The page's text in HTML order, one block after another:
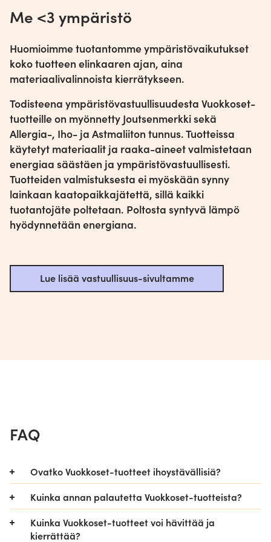
Me <3 ympäristö
Huomioimme tuotantomme ympäristövaikutukset
koko tuotteen elinkaaren ajan, aina
materiaalivalinnoista kierrätykseen.
Todisteena ympäristövastuullisuudesta Vuokkoset-
tuotteille on myönnetty Joutsenmerkki sekä
Allergia-, Iho- ja Astmaliiton tunnus. Tuotteissa
käytetyt materiaalit ja raaka-aineet valmistetaan
energiaa säästäen ja ympäristövastuullisesti.
Tuotteiden valmistuksesta ei myöskään synny
lainkaan kaatopaikkajätettä, sillä kaikki
tuotantojäte poltetaan. Poltosta syntyvä lämpö
hyödynnetään energiana.
Lue lisää vastuullisuus-sivultamme
FAQ
Ovatko Vuokkoset-tuotteet ihoystävällisiä?
Kaikilla Vuokkoset-tuotteilla on
ihoystävällisyydestä kertova Allergia-, Iho- ja
Astmaliiton tunnus. Tuotteet eivät sisällä
hajusteita, valkaisuaineita tai muita yleisesti
Kuinka annan palautetta Vuokkoset-tuotteista?
Meille kaikki saamamme palaute on ensiarvoisen
tärkeää. Voit antaa palautetta Ota yhteyttä -
Kuinka Vuokkoset-tuotteet voi hävittää ja
kierrättää?